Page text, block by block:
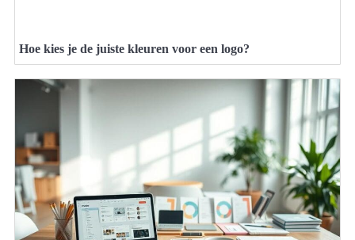
Hoe kies je de juiste kleuren voor een logo?